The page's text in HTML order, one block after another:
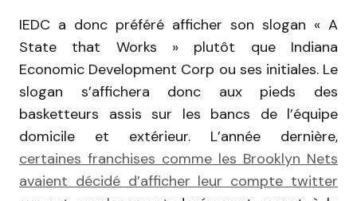
IEDC a donc préféré afficher son slogan « A
State that Works » plutôt que Indiana
Economic Development Corp ou ses initiales. Le
slogan s’affichera donc aux pieds des
basketteurs assis sur les bancs de l’équipe
domicile et extérieur. L’année dernière,
certaines franchises comme les Brooklyn Nets
avaient décidé d’afficher leur compte twitter